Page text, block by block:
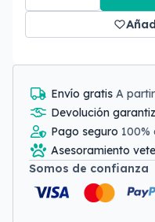
Envío gratis A
Devolución
Pago seguro
Asesoramiento
Somos de confianza